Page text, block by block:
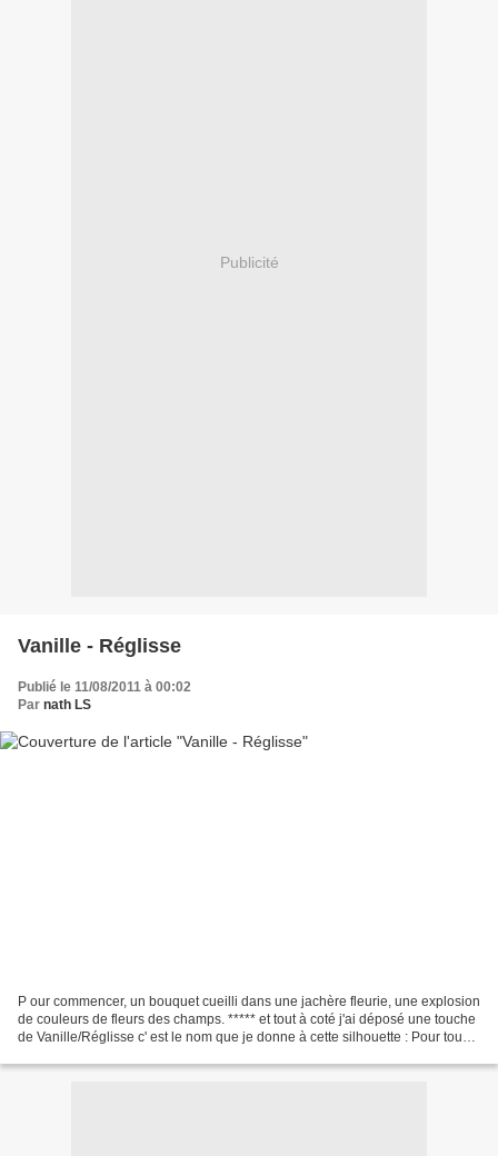
Publicité
Vanille - Réglisse
Publié le 11/08/2011 à 00:02
Par nath LS
P our commencer, un bouquet cueilli dans une jachère fleurie, une explosion
de couleurs de fleurs des champs. ***** et tout à coté j'ai déposé une touche
de Vanille/Réglisse c' est le nom que je donne à cette silhouette : Pour tous